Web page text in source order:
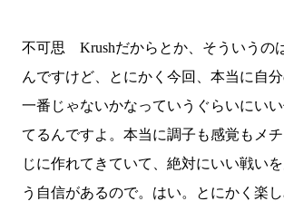
不可思 Krushだからとか、そういうの
んですけど、とにかく今回、本当に自
一番じゃないかなっていうぐらいにい
てるんですよ。本当に調子も感覚もメ
じに作れてきていて、絶対にいい戦い
う自信があるので。はい。とにかく楽し